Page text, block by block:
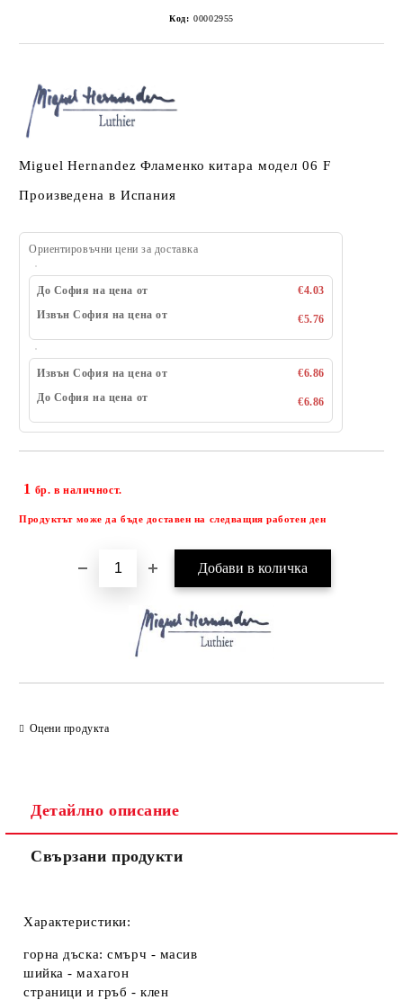
Код: 00002955
Miguel Hernandez Фламенко китара модел 06 F
Произведена в Испания
Ориентировъчни цени за доставка
До София на цена от
€4.03
Извън София на цена от
€5.76
Извън София на цена от
€6.86
До София на цена от
€6.86
1 бр. в наличност.
Продуктът може да бъде доставен на следващия работен ден
Оцени продукта
Детайлно описание
Свързани продукти
Характеристики:
горна дъска: смърч - масив
шийка - махагон
страници и гръб - клен